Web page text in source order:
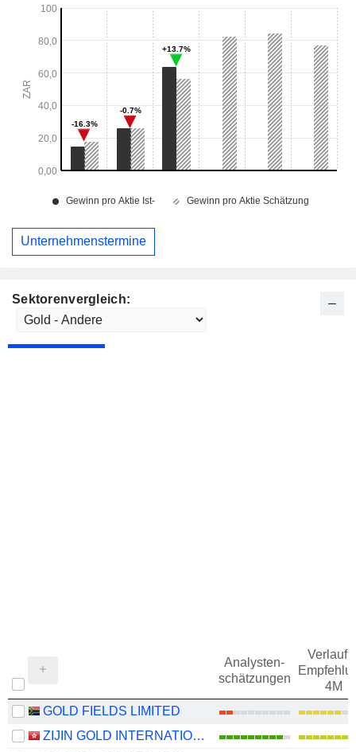
Sektorenvergleich:
Analysten-
schätzungen
Verlauf
4M
GOLD FIELDS LIMITED
ZIJIN GOLD INTERNATIONAL COMPANY LIMITED
Unternehmenstermine